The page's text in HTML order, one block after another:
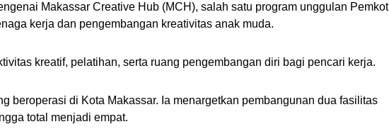
Makassar Creative Hub (MCH), salah satu program unggulan Pemkot
kerja dan pengembangan kreativitas anak muda.
kreatif, pelatihan, serta ruang pengembangan diri bagi pencari kerja.
beroperasi di Kota Makassar. Ia menargetkan pembangunan dua fasilitas
total menjadi empat.